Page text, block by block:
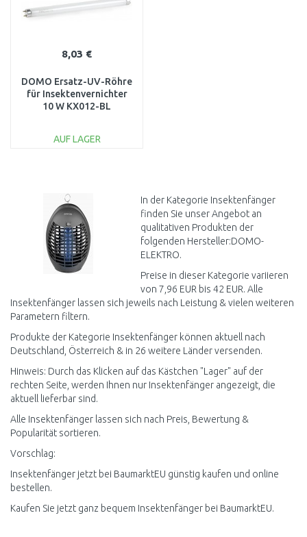
8,03 €
DOMO Ersatz-UV-Röhre
für Insektenvernichter
10 W KX012-BL
AUF LAGER
Vergleichen
In der Kategorie Insektenfänger
finden Sie unser Angebot an
qualitativen Produkten der
folgenden Hersteller:DOMO-
ELEKTRO.
Preise in dieser Kategorie variieren
von 7,96 EUR bis 42 EUR. Alle
Insektenfänger lassen sich jeweils nach Leistung & vielen weiteren
Parametern filtern.
Produkte der Kategorie Insektenfänger können aktuell nach
Deutschland, Österreich & in 26 weitere Länder versenden.
Hinweis: Durch das Klicken auf das Kästchen "Lager" auf der
rechten Seite, werden Ihnen nur Insektenfänger angezeigt, die
aktuell lieferbar sind.
Alle Insektenfänger lassen sich nach Preis, Bewertung &
Popularität sortieren.
Vorschlag:
Insektenfänger jetzt bei BaumarktEU günstig kaufen und online
bestellen.
Kaufen Sie jetzt ganz bequem Insektenfänger bei BaumarktEU.